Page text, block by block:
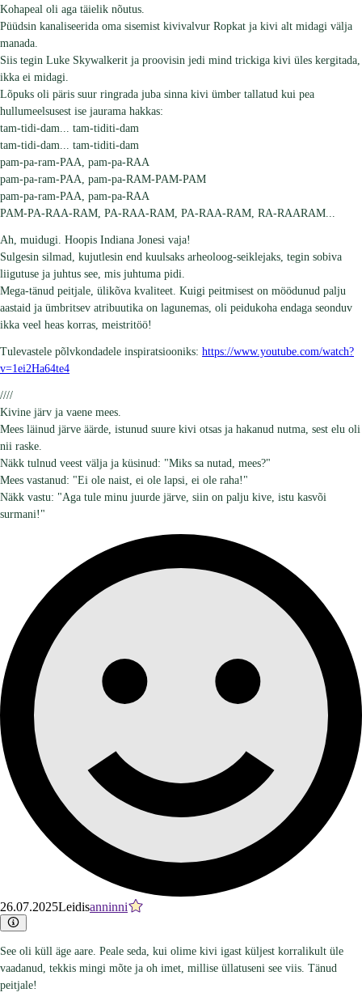
Kohapeal oli aga täielik nõutus.
Püüdsin kanaliseerida oma sisemist kivivalvur Ropkat ja kivi alt midagi välja
manada.
Siis tegin Luke Skywalkerit ja proovisin jedi mind trickiga kivi üles kergitada,
ikka ei midagi.
Lõpuks oli päris suur ringrada juba sinna kivi ümber tallatud kui pea
hullumeelsusest ise jaurama hakkas:
tam-tidi-dam... tam-tiditi-dam
tam-tidi-dam... tam-tiditi-dam
pam-pa-ram-PAA, pam-pa-RAA
pam-pa-ram-PAA, pam-pa-RAM-PAM-PAM
pam-pa-ram-PAA, pam-pa-RAA
PAM-PA-RAA-RAM, PA-RAA-RAM, PA-RAA-RAM, RA-RAARAM...
Ah, muidugi. Hoopis Indiana Jonesi vaja!
Sulgesin silmad, kujutlesin end kuulsaks arheoloog-seiklejaks, tegin sobiva
liigutuse ja juhtus see, mis juhtuma pidi.
Mega-tänud peitjale, ülikõva kvaliteet. Kuigi peitmisest on möödunud palju
aastaid ja ümbritsev atribuutika on lagunemas, oli peidukoha endaga seonduv
ikka veel heas korras, meistritöö!
Tulevastele põlvkondadele inspiratsiooniks: https://www.youtube.com/watch?
v=1ei2Ha64te4
////
Kivine järv ja vaene mees.
Mees läinud järve äärde, istunud suure kivi otsas ja hakanud nutma, sest elu oli
nii raske.
Näkk tulnud veest välja ja küsinud: "Miks sa nutad, mees?"
Mees vastanud: "Ei ole naist, ei ole lapsi, ei ole raha!"
Näkk vastu: "Aga tule minu juurde järve, siin on palju kive, istu kasvõi
surmani!"
26.07.2025Leidisanninni
See oli küll äge aare. Peale seda, kui olime kivi igast küljest korralikult üle
vaadanud, tekkis mingi mõte ja oh imet, millise üllatuseni see viis. Tänud
peitjale!